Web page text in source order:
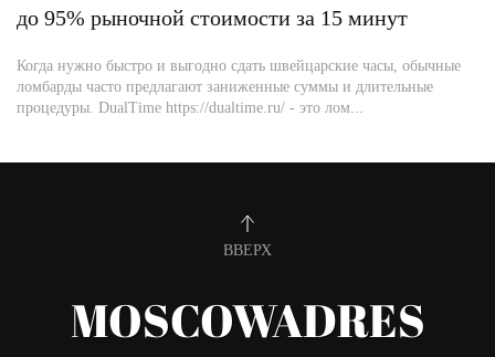
до 95% рыночной стоимости за 15 минут
Когда нужно быстро и выгодно сдать швейцарские часы, обычные
ломбарды часто предлагают заниженные суммы и длительные
процедуры. DualTime https://dualtime.ru/ - это лом...
ВВЕРХ
MOSCOWADRES